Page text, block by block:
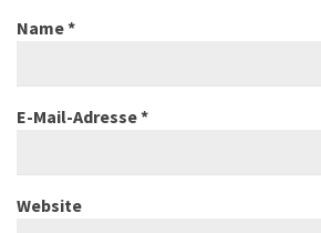
Name*
E-Mail-Adresse*
Website